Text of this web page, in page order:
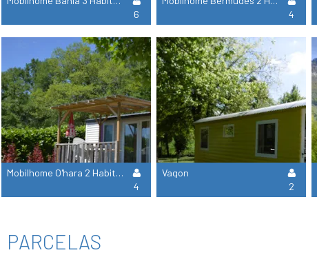
6
4
Mobilhome O'hara 2 Habitaciones - Domingo
4
Vagon
2
PARCELAS